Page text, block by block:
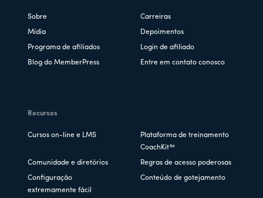
Sobre Carreiras
Mídia Depoimentos
Programa de afiliados Login de afiliado
Blog do MemberPress Entre em contato conosco
Recursos
Cursos on-line e LMS
Plataforma de treinamento
CoachKit™
Comunidade e diretórios Regras de acesso poderosas
Configuração
extremamente fácil
Conteúdo de gotejamento